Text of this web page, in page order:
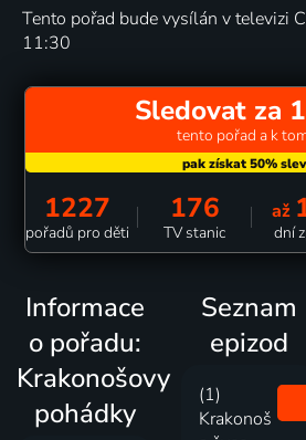
Tento pořad bude vysílán v televizi
11:30
Sledovat za
tento pořad a k
1227
pořadů pro děti
176
TV stanic
až
dní
Informace
o pořadu:
Krakonošovy
pohádky
Seznam
epizod
(1)
Krakonoš